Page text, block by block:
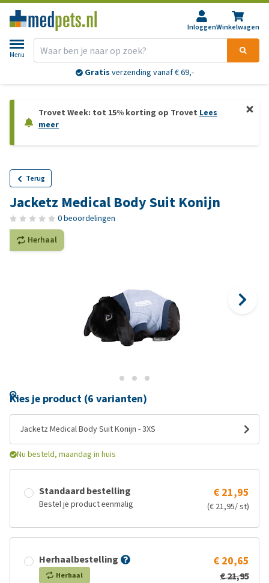
InloggenWinkelwagen
Menu
Gratis verzending vanaf € 69,-
Trovet Week: tot 15% korting op Trovet Lees
meer
Terug
Jacketz Medical Body Suit Konijn
0 beoordelingen
Herhaal
Kies je product (6 varianten)
Jacketz Medical Body Suit Konijn - 3XS
Nu besteld, maandag in huis
Standaard bestelling
Bestel je product eenmalig
€ 21,95
(€ 21,95/ st)
Herhaalbestelling
Herhaal
€ 20,65
€ 21,95